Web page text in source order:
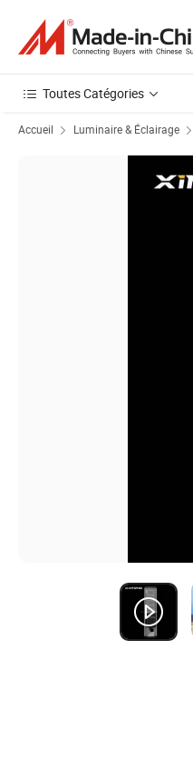
Toutes Catégories
Accueil Luminaire & Éclairage